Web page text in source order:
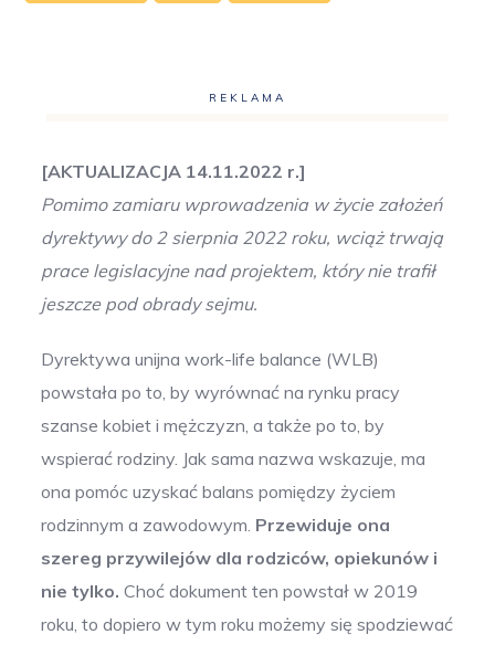
REKLAMA
[AKTUALIZACJA 14.11.2022 r.]
Pomimo zamiaru wprowadzenia w życie założeń
dyrektywy do 2 sierpnia 2022 roku, wciąż trwają
prace legislacyjne nad projektem, który nie trafił
jeszcze pod obrady sejmu.
Dyrektywa unijna work-life balance (WLB)
powstała po to, by wyrównać na rynku pracy
szanse kobiet i mężczyzn, a także po to, by
wspierać rodziny. Jak sama nazwa wskazuje, ma
ona pomóc uzyskać balans pomiędzy życiem
rodzinnym a zawodowym. Przewiduje ona
szereg przywilejów dla rodziców, opiekunów i
nie tylko. Choć dokument ten powstał w 2019
roku, to dopiero w tym roku możemy się spodziewać